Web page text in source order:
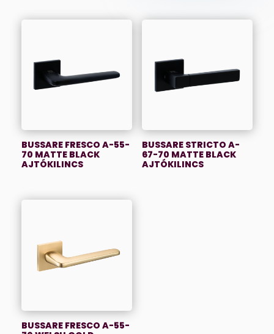
BUSSARE FRESCO A-55-
70 MATTE BLACK
AJTÓKILINCS
BUSSARE STRICTO A-
67-70 MATTE BLACK
AJTÓKILINCS
BUSSARE FRESCO A-55-